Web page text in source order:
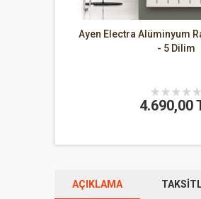
Ayen Electra Alüminyum
- 5 Dilim
4.690,00
AÇIKLAMA